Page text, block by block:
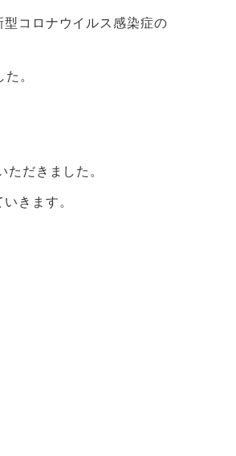
コロナウイルス感染症の
。
だきました。
きます。